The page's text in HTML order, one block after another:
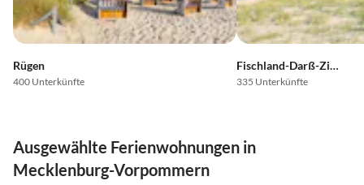
Rügen
400 Unterkünfte
Fischland-Darß-Zingst
335 Unterkünfte
Ausgewählte Ferienwohnungen in
Mecklenburg-Vorpommern